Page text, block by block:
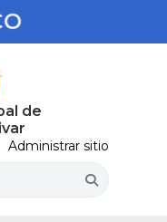
de
Administrar sitio